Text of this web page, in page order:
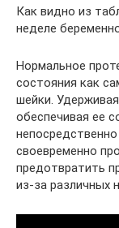
Как видно из
неделе
Нормальное
состояния как
шейки.
обеспечивая ее
своевременно
предотвратить
из-за различных